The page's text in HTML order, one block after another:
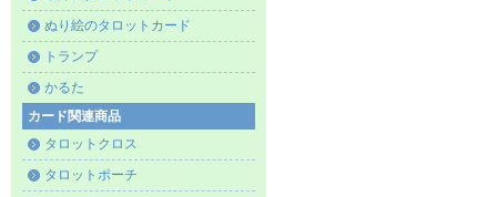
ぬり絵のタロットカード
トランプ
かるた
カード関連商品
タロットクロス
タロットポーチ